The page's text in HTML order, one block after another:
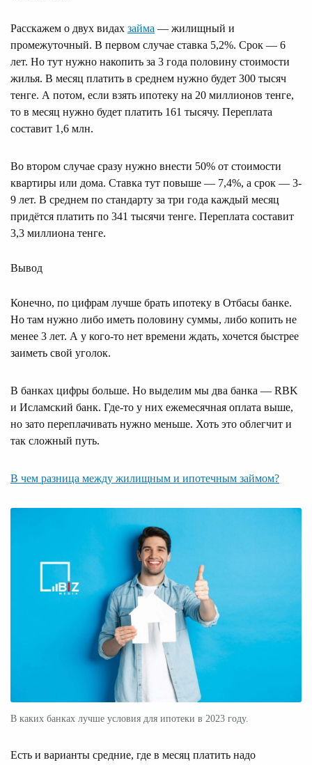
Расскажем о двух видах займа — жилищный и
промежуточный. В первом случае ставка 5,2%. Срок — 6
лет. Но тут нужно накопить за 3 года половину стоимости
жилья. В месяц платить в среднем нужно будет 300 тысяч
тенге. А потом, если взять ипотеку на 20 миллионов тенге,
то в месяц нужно будет платить 161 тысячу. Переплата
составит 1,6 млн.
Во втором случае сразу нужно внести 50% от стоимости
квартиры или дома. Ставка тут повыше — 7,4%, а срок — 3-
9 лет. В среднем по стандарту за три года каждый месяц
придётся платить по 341 тысячи тенге. Переплата составит
3,3 миллиона тенге.
Вывод
Конечно, по цифрам лучше брать ипотеку в Отбасы банке.
Но там нужно либо иметь половину суммы, либо копить не
менее 3 лет. А у кого-то нет времени ждать, хочется быстрее
заиметь свой уголок.
В банках цифры больше. Но выделим мы два банка — RBK
и Исламский банк. Где-то у них ежемесячная оплата выше,
но зато переплачивать нужно меньше. Хоть это облегчит и
так сложный путь.
В чем разница между жилищным и ипотечным займом?
В каких банках лучше условия для ипотеки в 2023 году.
Есть и варианты средние, где в месяц платить надо